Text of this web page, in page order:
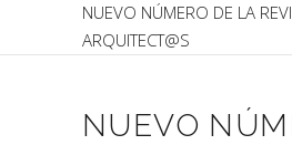
NUEVO NÚMERO DE LA
ARQUITECT@S
NUEVO